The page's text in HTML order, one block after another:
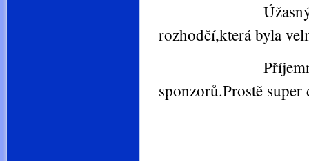
Úžasný den,
rozhodčí,která byla
Příjemná
sponzorů.Prostě super